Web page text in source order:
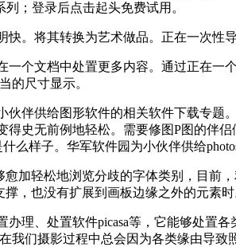
列；登录后点击起头免费试用。
将其转换为艺术做品。正在一次性导
文档中处置更多内容。通过正在一个
的尺寸显示。
伴供给图形软件的相关软件下载专题。
得史无前例地轻松。需要修图P图的伴
什么样子。华军软件园为小伙伴供给
轻松地浏览分歧的字体类别，目前，
撑，也没有扩展到画板边缘之外的元素时
、处置软件picasa等，它能够处置各
我们摄影过程中总会因为各类缘由导